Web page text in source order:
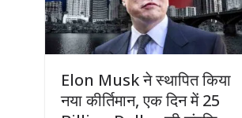
Elon Musk ने स्थापित किया
नया कीर्तिमान, एक दिन में 25